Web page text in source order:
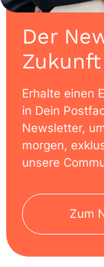
Der
Zukunft
Erhalte einen
in Dein
Newsletter,
morgen,
unsere
Zum